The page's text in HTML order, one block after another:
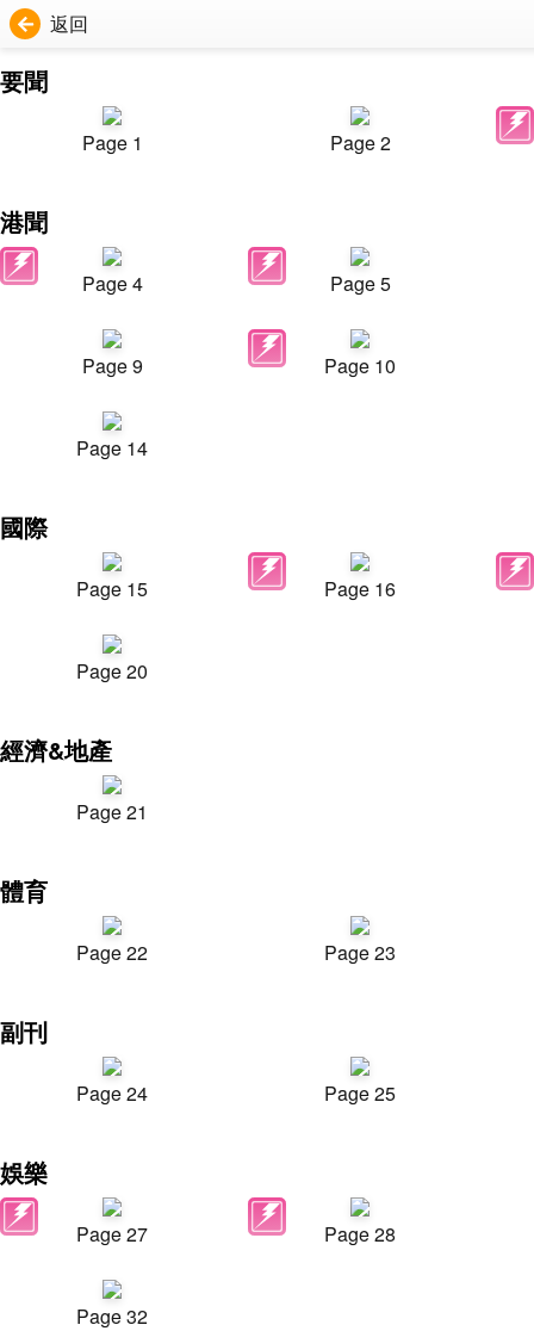
返回
要聞
Page 1 Page 2
港聞
Page 4 Page 5
Page 9 Page 10
Page 14
國際
Page 15 Page 16
Page 20
經濟&地產
Page 21
體育
Page 22 Page 23
副刊
Page 24 Page 25
娛樂
Page 27 Page 28
Page 32